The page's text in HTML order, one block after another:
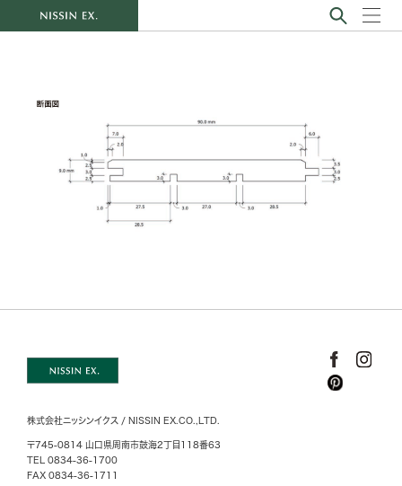
株式会社ニッシンイクス / NISSIN EX.CO.,LTD.
〒745-0814 山口県周南市鼓海2丁目118番63
TEL 0834-36-1700
FAX 0834-36-1711